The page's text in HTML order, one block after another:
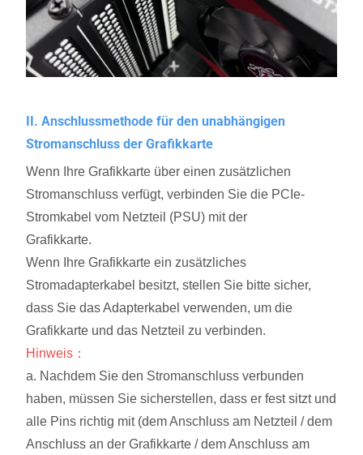
II. Anschlussmethode für den unabhängigen
Stromanschluss der Grafikkarte
Wenn Ihre Grafikkarte über einen zusätzlichen
Stromanschluss verfügt, verbinden Sie die PCIe-
Stromkabel vom Netzteil (PSU) mit der
Grafikkarte.
Wenn Ihre Grafikkarte ein zusätzliches
Stromadapterkabel besitzt, stellen Sie bitte sicher,
dass Sie das Adapterkabel verwenden, um die
Grafikkarte und das Netzteil zu verbinden.
Hinweis：
a. Nachdem Sie den Stromanschluss verbunden
haben, müssen Sie sicherstellen, dass er fest sitzt und
alle Pins richtig mit (dem Anschluss am Netzteil / dem
Anschluss an der Grafikkarte / dem Anschluss am